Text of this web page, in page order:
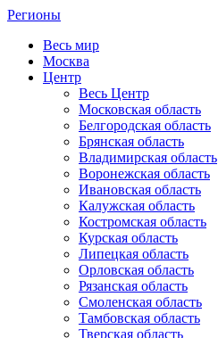
Регионы
Весь мир
Москва
Центр
Весь Центр
Московская область
Белгородская область
Брянская область
Владимирская область
Воронежская область
Ивановская область
Калужская область
Костромская область
Курская область
Липецкая область
Орловская область
Рязанская область
Смоленская область
Тамбовская область
Тверская область